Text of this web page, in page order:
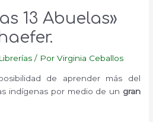
13 Abuelas»
/ PorVirginia Ceballos
de aprender más del
indígenas por medio de un gran